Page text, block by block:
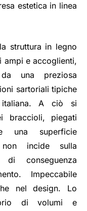
estetica in linea
struttura in legno
ampi e accoglienti,
una preziosa
sartoriali tipiche
italiana. A ciò si
braccioli, piegati
una superficie
non incide sulla
conseguenza
Impeccabile
nel design. Lo
di volumi e